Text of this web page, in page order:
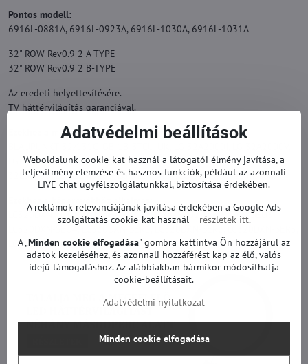
Pontos modell:
6916L-0881A, 6916L-0923A, 6916L-1030A, 6916L-1031A
32" ROW Rev0.9 2 A-TYPE
32" ROW Rev0.9 2 B-TYPE
Az eredeti helyettesítésére.
TV háttérvilágítás garanciával.
Ezekhez a modellekhez alkalmas:
LG 32LS3400, LG 32LS3400-UA, LG 32LS3410, LG 32LS3410-UB, LG
32LS3450, LG 32LM3400, LG 32LM340T, LG 32LM370 és mások.
LC320DXN, LC320DXN-SEU1, LC320DXN-SEU2, LC320DXN-SEU3,
LC320DXN-SEU4, LC320DXN-SER1, LC320DXN-SER2, LC320DXN-SER3,
LC320DXN-SER4 és mások.
Adatvédelmi beállítások
Weboldalunk cookie-kat használ a látogatói élmény javítása, a
teljesítmény elemzése és hasznos funkciók, például az azonnali
LIVE chat ügyfélszolgálatunkkal, biztosítása érdekében.
A reklámok relevanciájának javítása érdekében a Google Ads
szolgáltatás cookie-kat használ – részletek itt.
A „ Minden cookie elfogadása" gombra kattintva Ön hozzájárul az
adatok kezeléséhez, és azonnali hozzáférést kap az élő, valós
idejű támogatáshoz. Az alábbiakban bármikor módosíthatja
cookie-beállításait.
Adatvédelmi nyilatkozat
Minden cookie elfogadása